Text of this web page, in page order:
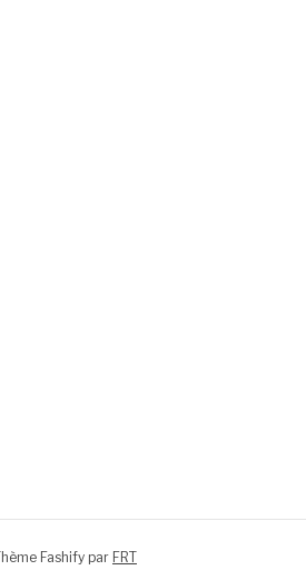
Fashify par FRT